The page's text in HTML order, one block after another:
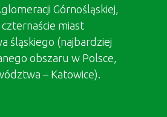
Górnośląskiej,
miast
śląskiego (najbardziej
obszaru w Polsce,
– Katowice).